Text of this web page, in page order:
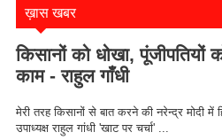
ख़ास खबर
किसानों को धोखा, पूंजीपतियों
काम - राहुल गाँधी
मेरी तरह किसानों से बात करने की नरेन्द्र मोदी
उपाध्यक्ष राहुल गांधी 'खाट पर चर्चा' ...